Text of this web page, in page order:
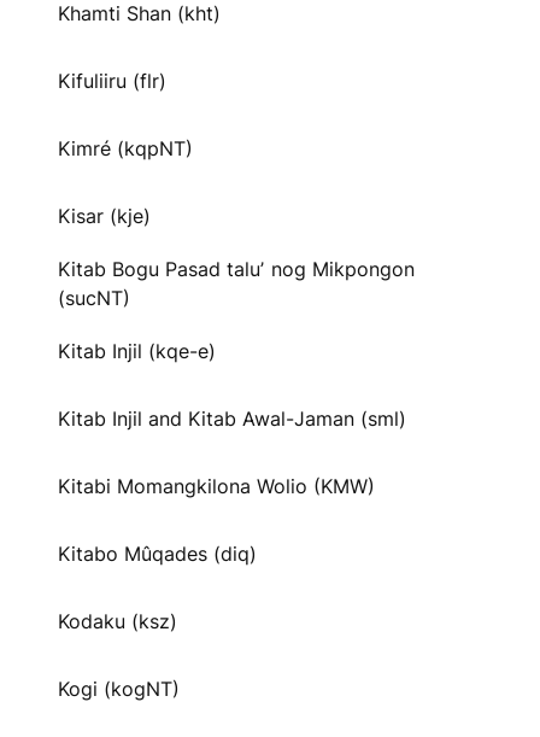
Khamti Shan (kht)
Kifuliiru (flr)
Kimré (kqpNT)
Kisar (kje)
Kitab Bogu Pasad taluʼ nog Mikpongon
(sucNT)
Kitab Injil (kqe-e)
Kitab Injil and Kitab Awal-Jaman (sml)
Kitabi Momangkilona Wolio (KMW)
Kitabo Mûqades (diq)
Kodaku (ksz)
Kogi (kogNT)